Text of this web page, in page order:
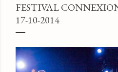
FESTIVAL
17-10-2014